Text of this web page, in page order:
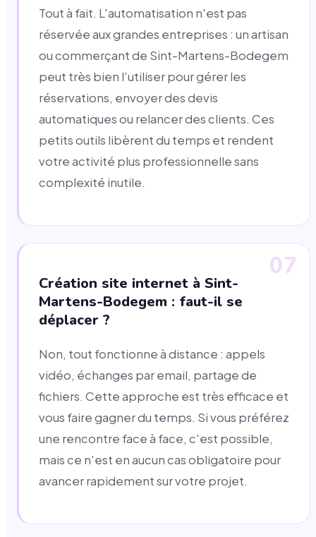
Tout à fait. L'automatisation n'est pas
réservée aux grandes entreprises : un artisan
ou commerçant de Sint-Martens-Bodegem
peut très bien l'utiliser pour gérer les
réservations, envoyer des devis
automatiques ou relancer des clients. Ces
petits outils libèrent du temps et rendent
votre activité plus professionnelle sans
complexité inutile.
07
Création site internet à Sint-
Martens-Bodegem : faut-il se
déplacer ?
Non, tout fonctionne à distance : appels
vidéo, échanges par email, partage de
fichiers. Cette approche est très efficace et
vous faire gagner du temps. Si vous préférez
une rencontre face à face, c'est possible,
mais ce n'est en aucun cas obligatoire pour
avancer rapidement sur votre projet.